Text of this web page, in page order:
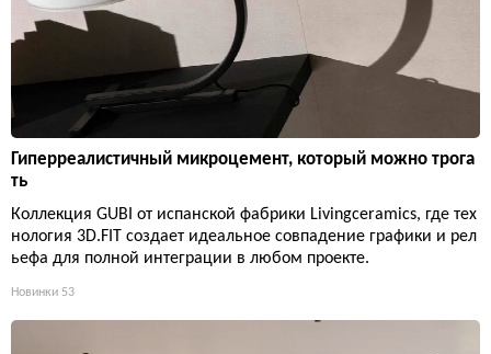
Гиперреалистичный микроцемент, который можно трога
ть
Коллекция GUBI от испанской фабрики Livingceramics, где тех
нология 3D.FIT создает идеальное совпадение графики и рел
ьефа для полной интеграции в любом проекте.
Новинки 53